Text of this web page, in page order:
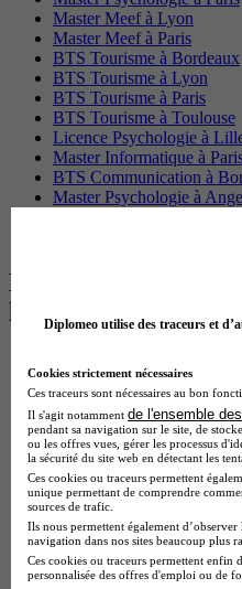
Master Meef à Lyon
Master Meef à Paris
BTS Tourisme à Bordeaux
BTS Tourisme à Lyon
BTS Tourisme à Paris
BTS Tourisme à Toulouse
Licence Psychologie à
Master Informatique à
BTS Communication à
Master Psychologie à
Les intitulés de
les plus recherchés
BTS Dietetique en
BTS Mco en alternance
BTS Pi en alternance
BTS Sp3s en alternance
Master CCA en alternance
BTS Ndrc en alternance
BTS Sam en alternance
Cap Fleuriste en alternance
BTS Sio en alternance
MSc Marketing Digital en
BTS Gpme en alternance
Diplomeo utilise des traceurs et
Cookies strictement nécessaires
Ces traceurs sont nécessaires au bon
Il s'agit notamment de l'ensemble
pendant sa navigation sur le site, de
ou les offres vues, gérer les processus
la sécurité du site web en détectant les
Ces cookies ou traceurs permettent
unique permettant de comprendre
sources de trafic.
Ils nous permettent également
navigation dans nos sites beaucoup plus
Ces cookies ou traceurs permettent enfin
personnalisée des offres d'emploi ou de